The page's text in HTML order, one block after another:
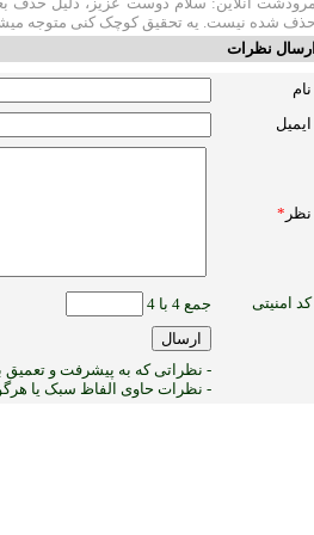
حذف شده نیست. یه تحقیق کوچک کنی متوجه
ارسال نظرات
نام
ایمیل
نظر *
کد امنیتی جمع 4 با 4
- نظراتی که به پیشرفت و
- نظرات حاوی الفاظ سبک یا